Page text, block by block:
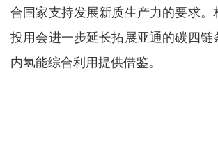
合国家支持发展新质生产力的要求。
投用会进一步延长拓展亚通的碳四链
内氢能综合利用提供借鉴。